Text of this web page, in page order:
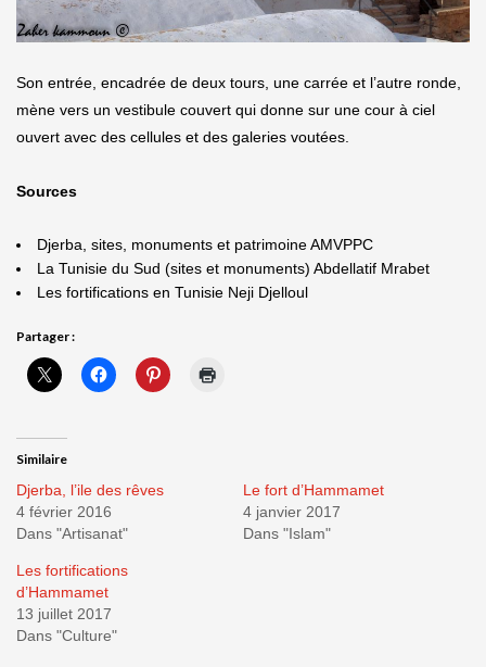
Son entrée, encadrée de deux tours, une carrée et l’autre ronde,
mène vers un vestibule couvert qui donne sur une cour à ciel
ouvert avec des cellules et des galeries voutées.
Sources
Djerba, sites, monuments et patrimoine AMVPPC
La Tunisie du Sud (sites et monuments) Abdellatif Mrabet
Les fortifications en Tunisie Neji Djelloul
Partager :
Similaire
Djerba, l’ile des rêves
4 février 2016
Dans "Artisanat"
Le fort d’Hammamet
4 janvier 2017
Dans "Islam"
Les fortifications
d’Hammamet
13 juillet 2017
Dans "Culture"